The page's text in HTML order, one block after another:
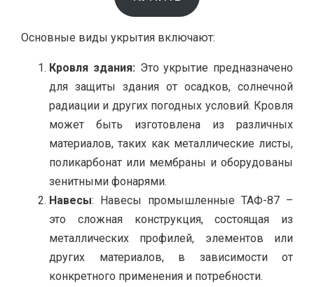
Основные виды укрытия включают:
Кровля здания: Это укрытие предназначено
для защиты здания от осадков, солнечной
радиации и других погодных условий. Кровля
может быть изготовлена ​​из различных
материалов, таких как металлические листы,
поликарбонат или мембраны и оборудованы
зенитными фонарями.
Навесы: Навесы промышленные ТАФ-87 –
это сложная конструкция, состоящая из
металлических профилей, элементов или
других материалов, в зависимости от
конкретного применения и потребности.